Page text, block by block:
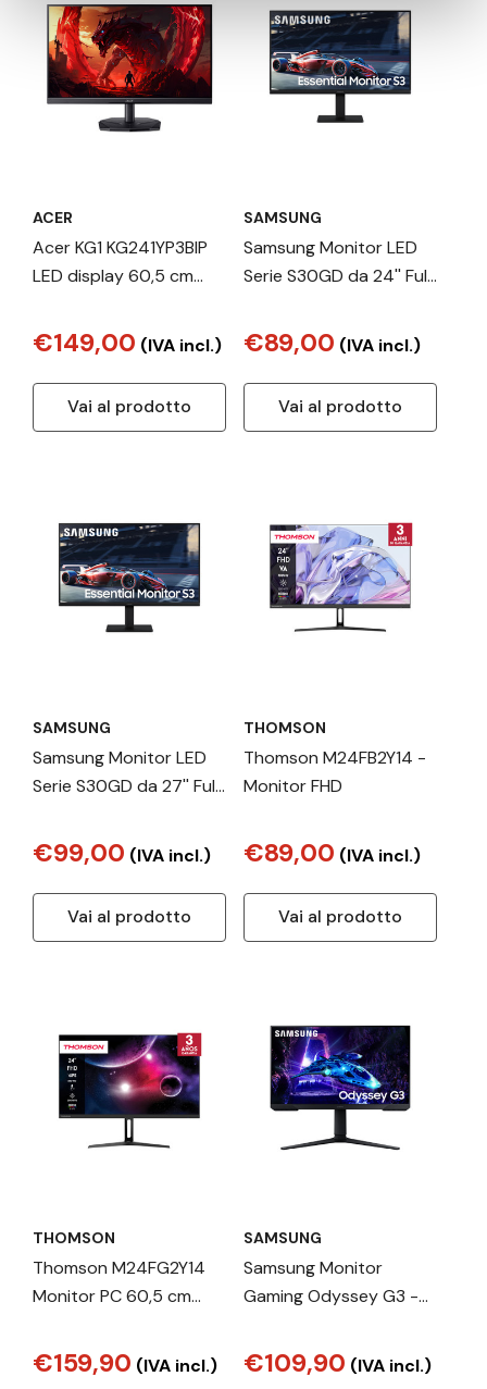
ACER
Acer KG1 KG241YP3BIP
LED display 60,5 cm
Full HD LCD Nero, Rosso
€149,00 (IVA incl.)
Vai al prodotto
SAMSUNG
Samsung Monitor LED
Serie S30GD da 24'' Full
€89,00 (IVA incl.)
Vai al prodotto
SAMSUNG
Samsung Monitor LED
Serie S30GD da 27'' Full
€99,00 (IVA incl.)
Vai al prodotto
THOMSON
Thomson M24FB2Y14 -
Monitor FHD
€89,00 (IVA incl.)
Vai al prodotto
THOMSON
Thomson M24FG2Y14
Monitor PC 60,5 cm
Full HD LED Nero
€159,90 (IVA incl.)
SAMSUNG
Samsung Monitor
Gaming Odyssey G3 -
€109,90 (IVA incl.)